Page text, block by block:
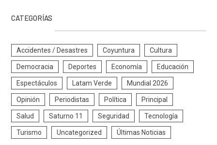
CATEGORÍAS
Accidentes / Desastres Coyuntura Cultura
Democracia Deportes Economía Educación
Espectáculos Latam Verde Mundial 2026
Opinión Periodistas Política Principal
Salud Saturno 11 Seguridad Tecnología
Turismo Uncategorized Últimas Noticias